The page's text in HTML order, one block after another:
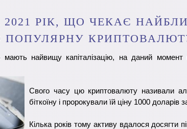
2021 РІК, ЩО ЧЕКАЄ
найвищу капіталізацію, на даний момент
Свого часу цю криптовалюту називали
біткоїну і пророкували їй ціну 1000 доларів
Кілька років тому активу вдалося досягти